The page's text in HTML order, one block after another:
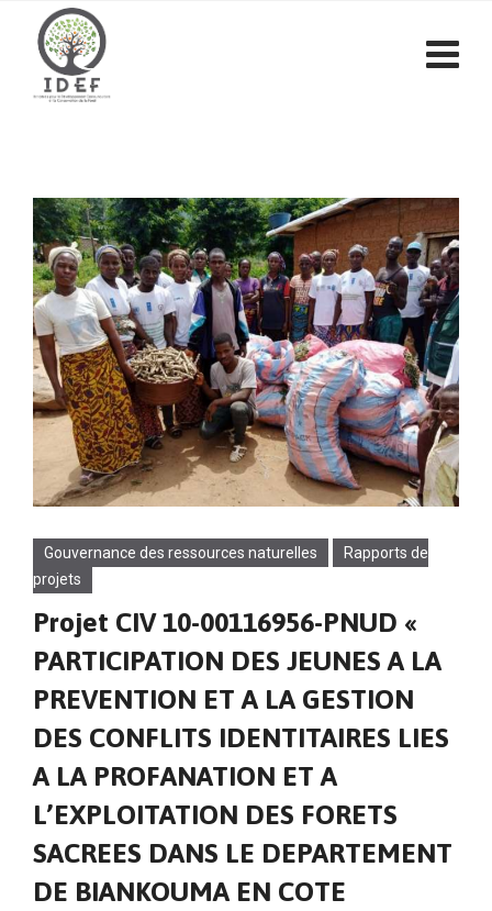
Gouvernance des ressources naturelles
Rapports de
projets
Projet CIV 10-00116956-PNUD «
PARTICIPATION DES JEUNES A LA
PREVENTION ET A LA GESTION
DES CONFLITS IDENTITAIRES LIES
A LA PROFANATION ET A
L’EXPLOITATION DES FORETS
SACREES DANS LE DEPARTEMENT
DE BIANKOUMA EN COTE